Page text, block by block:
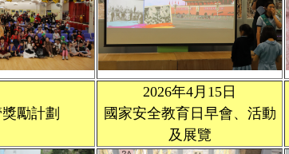
勵計劃
2026年4月15日
國家安全教育日早會、活動
及展覽